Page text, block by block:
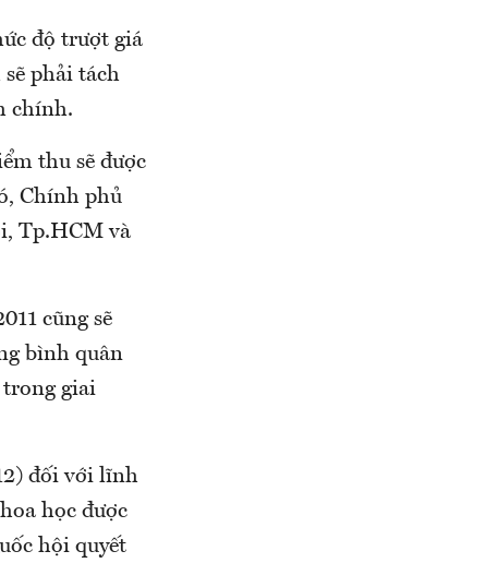
độ trượt giá
phải tách
chính.
thu sẽ được
Chính phủ
Tp.HCM và
cũng sẽ
bình quân
trong giai
đối với lĩnh
học được
hội quyết